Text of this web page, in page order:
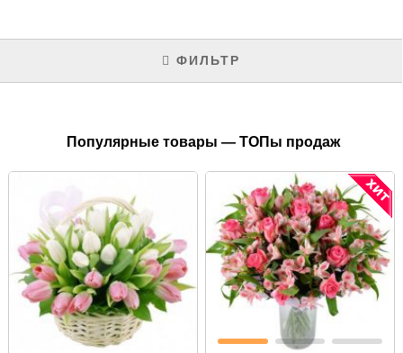
ФИЛЬТР
Популярные товары — ТОПы продаж